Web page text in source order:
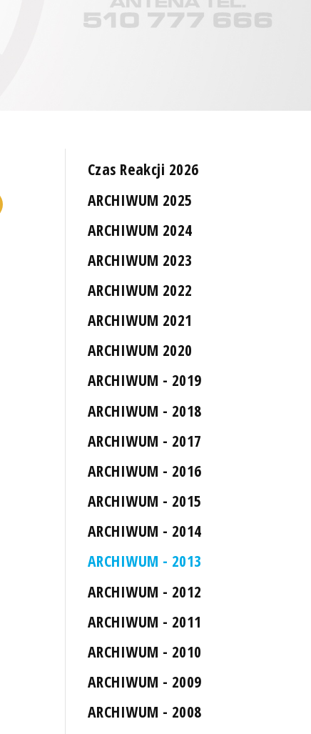
Czas Reakcji 2026
ARCHIWUM 2025
ARCHIWUM 2024
ARCHIWUM 2023
ARCHIWUM 2022
ARCHIWUM 2021
ARCHIWUM 2020
ARCHIWUM - 2019
ARCHIWUM - 2018
ARCHIWUM - 2017
ARCHIWUM - 2016
ARCHIWUM - 2015
ARCHIWUM - 2014
ARCHIWUM - 2013
ARCHIWUM - 2012
ARCHIWUM - 2011
ARCHIWUM - 2010
ARCHIWUM - 2009
ARCHIWUM - 2008